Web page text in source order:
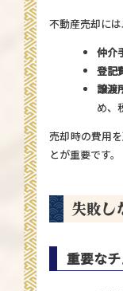
不動産売却には
仲介
登記
譲渡
め、
売却時の費用
とが重要です。
失敗し
重要な